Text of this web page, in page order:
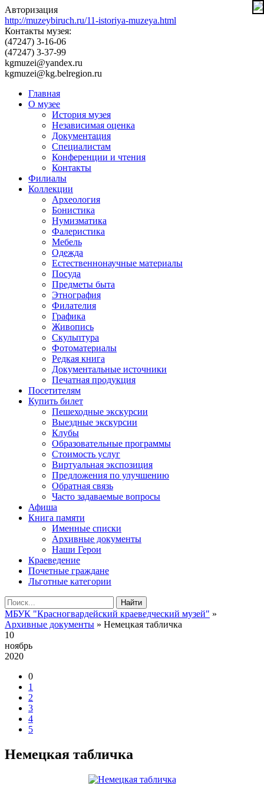
Авторизация
http://muzeybiruch.ru/11-istoriya-muzeya.html
Контакты музея:
(47247) 3-16-06
(47247) 3-37-99
kgmuzei@yandex.ru
kgmuzei@kg.belregion.ru
Главная
О музее
История музея
Независимая оценка
Документация
Специалистам
Конференции и чтения
Контакты
Филиалы
Коллекции
Археология
Бонистика
Нумизматика
Фалеристика
Мебель
Одежда
Естественнонаучные материалы
Посуда
Предметы быта
Этнография
Филателия
Графика
Живопись
Скульптура
Фотоматериалы
Редкая книга
Документальные источники
Печатная продукция
Посетителям
Купить билет
Пешеходные экскурсии
Выездные экскурсии
Клубы
Образовательные программы
Стоимость услуг
Виртуальная экспозиция
Предложения по улучшению
Обратная связь
Часто задаваемые вопросы
Афиша
Книга памяти
Именные списки
Архивные документы
Наши Герои
Краеведение
Почетные граждане
Льготные категории
Найти
МБУК "Красногвардейский краеведческий музей" »
Архивные документы » Немецкая табличка
10
ноябрь
2020
0
1
2
3
4
5
Немецкая табличка